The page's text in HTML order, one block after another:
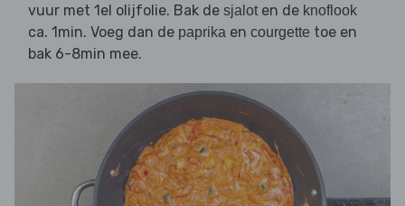
vuur met 1el olijfolie. Bak de sjalot en de knoflook
ca. 1min. Voeg dan de paprika en courgette toe en
bak 6-8min mee.